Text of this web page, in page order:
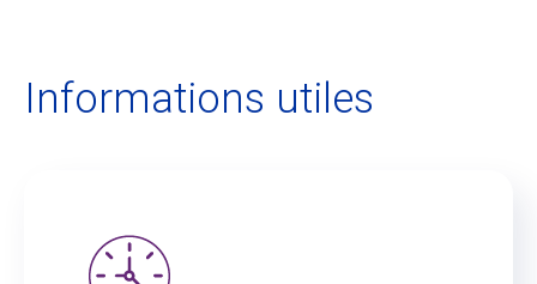
Informations utiles